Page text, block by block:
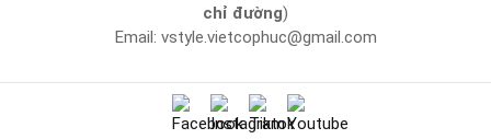
chỉ đường)
Email: vstyle.vietcophuc@gmail.com